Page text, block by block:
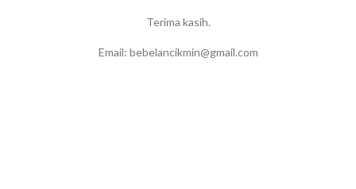
Terima kasih.
Email: bebelancikmin@gmail.com